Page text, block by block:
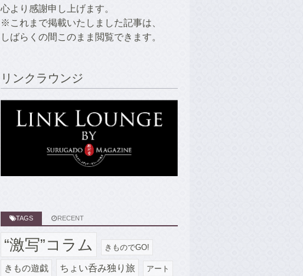
心より感謝申し上げます。
※これまで掲載いたしました記事は、
しばらくの間このまま閲覧できます。
リンクラウンジ
TAGS RECENT
“激写”コラム きものでGO!
きもの遊戯 ちょい呑み独り旅 アート